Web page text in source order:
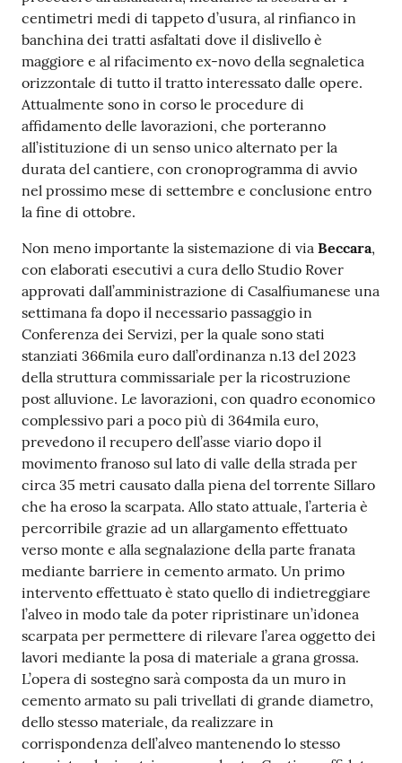
centimetri medi di tappeto d’usura, al rinfianco in
banchina dei tratti asfaltati dove il dislivello è
maggiore e al rifacimento ex-novo della segnaletica
orizzontale di tutto il tratto interessato dalle opere.
Attualmente sono in corso le procedure di
affidamento delle lavorazioni, che porteranno
all’istituzione di un senso unico alternato per la
durata del cantiere, con cronoprogramma di avvio
nel prossimo mese di settembre e conclusione entro
la fine di ottobre.
Non meno importante la sistemazione di via Beccara,
con elaborati esecutivi a cura dello Studio Rover
approvati dall’amministrazione di Casalfiumanese una
settimana fa dopo il necessario passaggio in
Conferenza dei Servizi, per la quale sono stati
stanziati 366mila euro dall’ordinanza n.13 del 2023
della struttura commissariale per la ricostruzione
post alluvione. Le lavorazioni, con quadro economico
complessivo pari a poco più di 364mila euro,
prevedono il recupero dell’asse viario dopo il
movimento franoso sul lato di valle della strada per
circa 35 metri causato dalla piena del torrente Sillaro
che ha eroso la scarpata. Allo stato attuale, l’arteria è
percorribile grazie ad un allargamento effettuato
verso monte e alla segnalazione della parte franata
mediante barriere in cemento armato. Un primo
intervento effettuato è stato quello di indietreggiare
l’alveo in modo tale da poter ripristinare un’idonea
scarpata per permettere di rilevare l’area oggetto dei
lavori mediante la posa di materiale a grana grossa.
L’opera di sostegno sarà composta da un muro in
cemento armato su pali trivellati di grande diametro,
dello stesso materiale, da realizzare in
corrispondenza dell’alveo mantenendo lo stesso